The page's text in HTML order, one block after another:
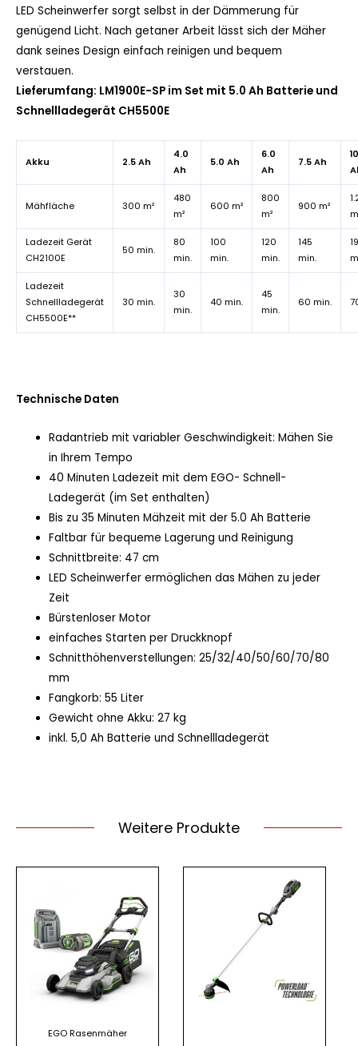
LED Scheinwerfer sorgt selbst in der Dämmerung für
genügend Licht. Nach getaner Arbeit lässt sich der Mäher
dank seines Design einfach reinigen und bequem
verstauen.
Lieferumfang: LM1900E-SP im Set mit 5.0 Ah Batterie und
Schnellladegerät CH5500E
Akku 2.5 Ah
4.0
Ah
5.0 Ah
6.0
Ah
7.5 Ah
Mähfläche 300 m²
480
m²
600 m²
800
m²
900 m²
Ladezeit Gerät
CH2100E
50 min.
80
min.
100
min.
120
min.
145
min.
Ladezeit
Schnellladegerät
CH5500E**
30 min.
30
min.
40 min.
45
min.
60 min.
Technische Daten
Radantrieb mit variabler Geschwindigkeit: Mähen Sie
in Ihrem Tempo
40 Minuten Ladezeit mit dem EGO- Schnell-
Ladegerät (im Set enthalten)
Bis zu 35 Minuten Mähzeit mit der 5.0 Ah Batterie
Faltbar für bequeme Lagerung und Reinigung
Schnittbreite: 47 cm
LED Scheinwerfer ermöglichen das Mähen zu jeder
Zeit
Bürstenloser Motor
einfaches Starten per Druckknopf
Schnitthöhenverstellungen: 25/32/40/50/60/70/80
mm
Fangkorb: 55 Liter
Gewicht ohne Akku: 27 kg
inkl. 5,0 Ah Batterie und Schnellladegerät
Weitere Produkte
EGO Rasenmäher